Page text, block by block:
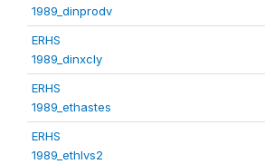
1989_dinprodv
ERHS
1989_dinxcly
ERHS
1989_ethastes
ERHS
1989_ethlvs2